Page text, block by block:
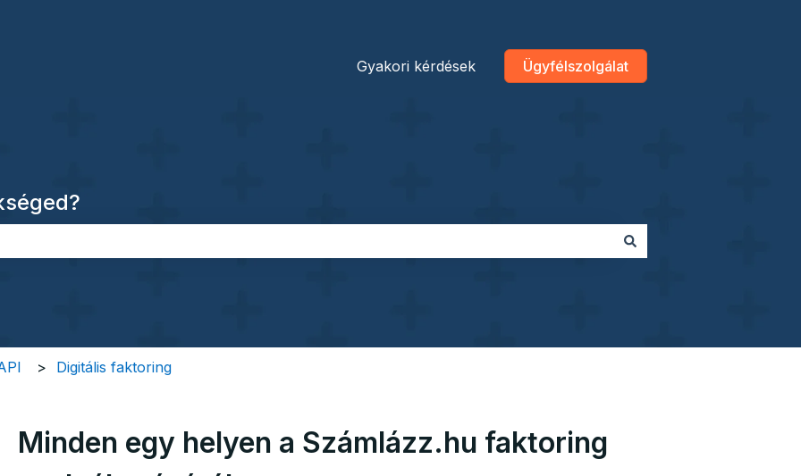
Gyakori kérdések Ügyfélszolgálat
Digitális faktoring
Minden egy helyen a Számlázz.hu faktoring